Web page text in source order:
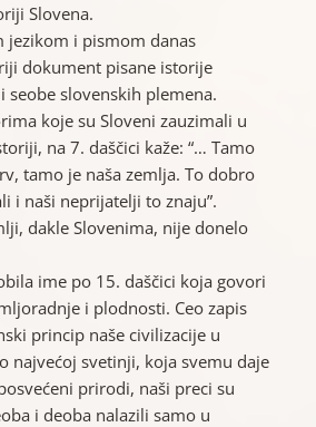
Slovena.
jezikom i pismom danas
dokument pisane istorije
seobe slovenskih plemena.
koje su Sloveni zauzimali u
na 7. daščici kaže: “… Tamo
tamo je naša zemlja. To dobro
i naši neprijatelji to znaju”.
dakle Slovenima, nije donelo
ime po 15. daščici koja govori
i plodnosti. Ceo zapis
princip naše civilizacije u
najvećoj svetinji, koja svemu daje
prirodi, naši preci su
i deoba nalazili samo u